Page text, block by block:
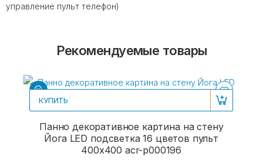
управление пульт телефон)
Рекомендуемые товары
КУПИТЬ
Панно декоративное картина на стену
Йога LED подсветка 16 цветов пульт
400х400 acr-p000196